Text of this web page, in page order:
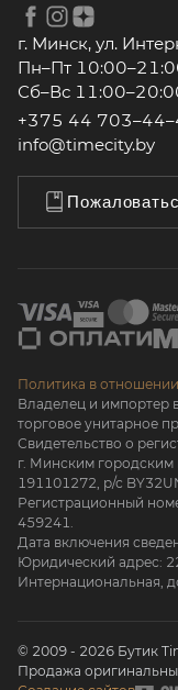
г. Минск, ул.
Пн–Пт
Сб–Вс
+375 44
info@timecity.by
Политика в
Владелец и импортер
торговое унитарное
Свидетельство о
г. Минским
191101272, р/с
Регистрационный
459241.
Дата включения
Юридический адрес:
Интернациональная,
© 2009 - 2026 Бутик
Продажа